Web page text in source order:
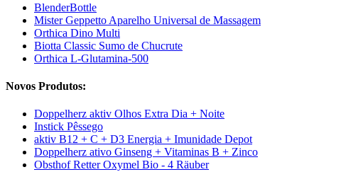
BlenderBottle
Mister Geppetto Aparelho Universal de Massagem
Orthica Dino Multi
Biotta Classic Sumo de Chucrute
Orthica L-Glutamina-500
Novos Produtos:
Doppelherz aktiv Olhos Extra Dia + Noite
Instick Pêssego
aktiv B12 + C + D3 Energia + Imunidade Depot
Doppelherz ativo Ginseng + Vitaminas B + Zinco
Obsthof Retter Oxymel Bio - 4 Räuber